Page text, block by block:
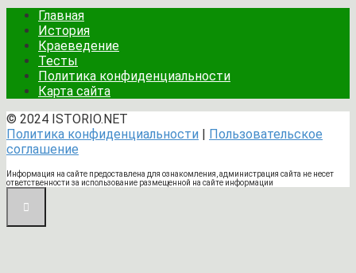
Главная
История
Краеведение
Тесты
Политика конфиденциальности
Карта сайта
© 2024 ISTORIO.NET
Политика конфиденциальности | Пользовательское
соглашение
Информация на сайте предоставлена для ознакомления, администрация сайта не несет
ответственности за использование размещенной на сайте информации